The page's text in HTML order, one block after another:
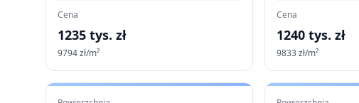
Cena
1235 tys. zł
9794zł/m²
Cena
1240 tys. zł
9833zł/m²